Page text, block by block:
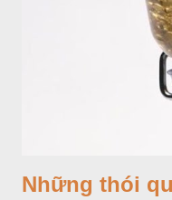
Những thói